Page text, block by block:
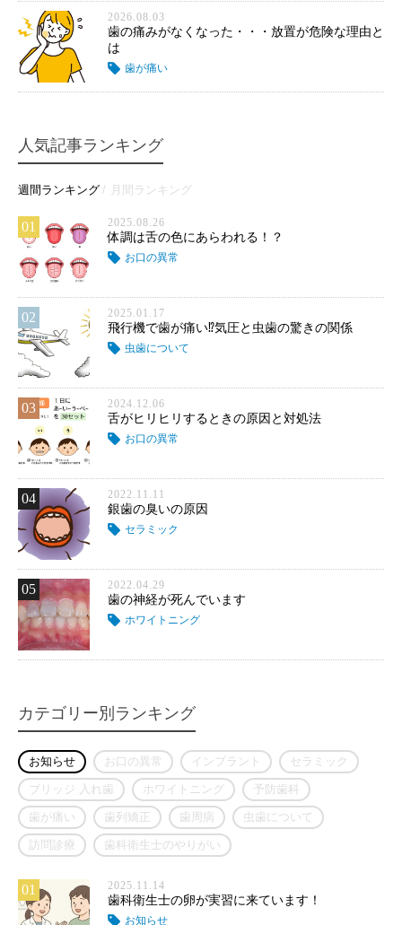
2026.08.03
歯の痛みがなくなった・・・放置が危険な理由と
は
歯が痛い
人気記事ランキング
週間ランキング 月間ランキング
01 2025.08.26
体調は舌の色にあらわれる！？
お口の異常
02 2025.01.17
飛行機で歯が痛い⁉気圧と虫歯の驚きの関係
虫歯について
03 2024.12.06
舌がヒリヒリするときの原因と対処法
お口の異常
04 2022.11.11
銀歯の臭いの原因
セラミック
05 2022.04.29
歯の神経が死んでいます
ホワイトニング
カテゴリー別ランキング
お知らせ お口の異常 インプラント セラミック
ブリッジ 入れ歯 ホワイトニング 予防歯科
歯が痛い 歯列矯正 歯周病 虫歯について
訪問診療 歯科衛生士のやりがい
01 2025.11.14
歯科衛生士の卵が実習に来ています！
お知らせ